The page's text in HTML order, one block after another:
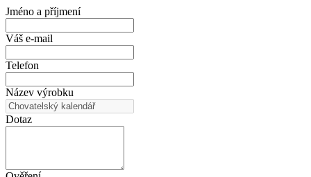
Jméno a příjmení
Váš e-mail
Telefon
Název výrobku
Dotaz